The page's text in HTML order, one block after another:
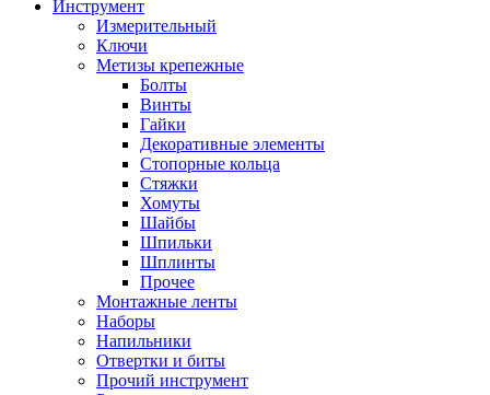
Инструмент
Измерительный
Ключи
Метизы крепежные
Болты
Винты
Гайки
Декоративные элементы
Стопорные кольца
Стяжки
Хомуты
Шайбы
Шпильки
Шплинты
Прочее
Монтажные ленты
Наборы
Напильники
Отвертки и биты
Прочий инструмент